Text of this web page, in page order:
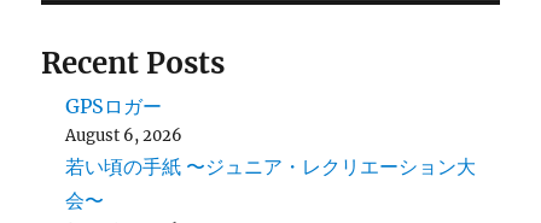
Recent Posts
GPSロガー
August 6, 2026
若い頃の手紙 〜ジュニア・レクリエーション大
会〜